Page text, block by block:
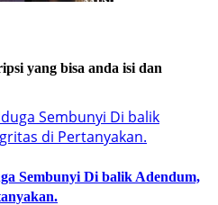
yang bisa anda isi dan
Sembunyi Di balik Adendum,